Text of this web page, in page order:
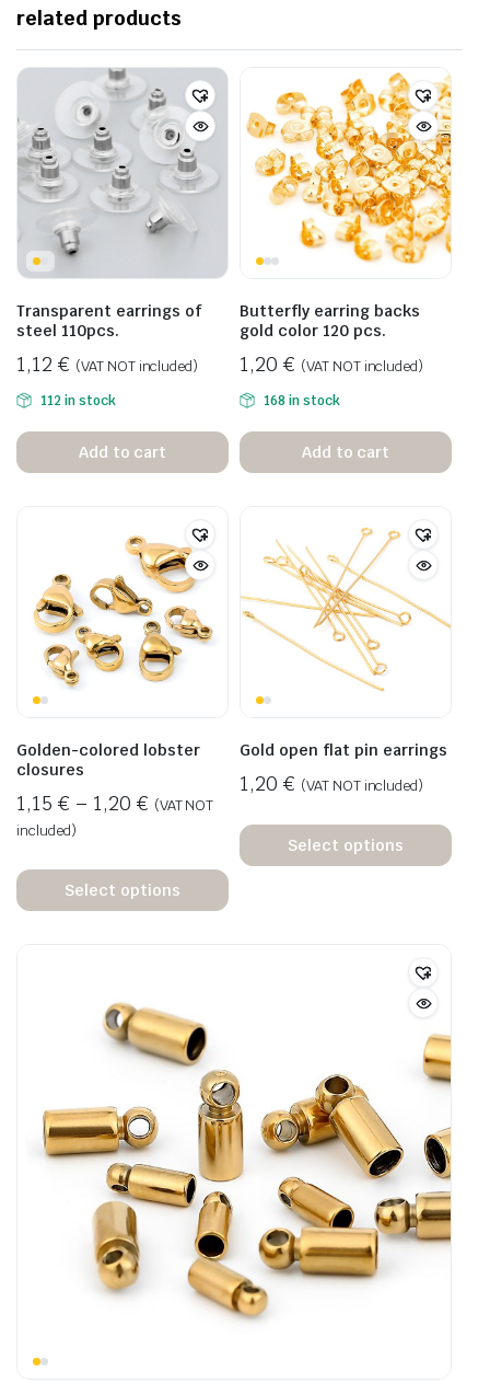
related products
Transparent earrings of
steel 110pcs.
1,12 € (VAT NOT included)
112 in stock
Add to cart
Butterfly earring backs
gold color 120 pcs.
1,20 € (VAT NOT included)
168 in stock
Add to cart
Golden-colored lobster
closures
1,15 € – 1,20 € (VAT NOT
included)
Select options
Gold open flat pin earrings
1,20 € (VAT NOT included)
Select options